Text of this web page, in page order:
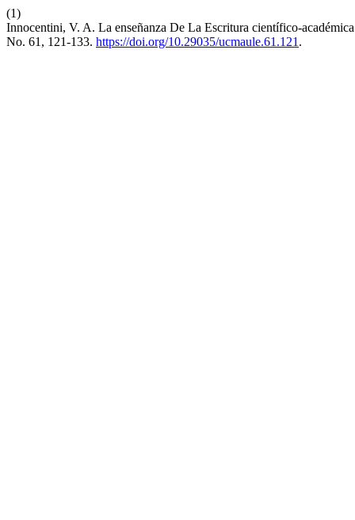
(1)
Innocentini, V. A. La enseñanza De La Escritura científico-
No. 61, 121-133. https://doi.org/10.29035/ucmaule.61.121 .